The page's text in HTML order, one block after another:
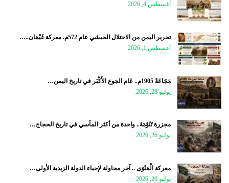
أغسطس 4, 2026
تحرير اليمن من الاحتلال الحبشي عام 572م. معركة غَيْمَان..…
أغسطس 1, 2026
مَجَاعَةُ 1905م.. عَام الجوع الأَكْبَر في تاريخ اليمن…
يوليو 28, 2026
مجزرة تَنُوْمَةَ.. واحدة من أكثر المآسي في تاريخ الحجاج…
يوليو 26, 2026
معركة الْمَنْوَى .. آخر محاولة لإحياء الدولة الزيدية الأولى…
يوليو 20, 2026